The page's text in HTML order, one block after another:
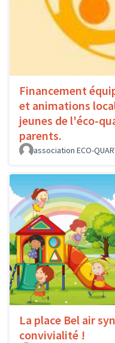
Financement
et animations
jeunes de l'éco-
parents.
association ECO-
La place Bel air
convivialité !